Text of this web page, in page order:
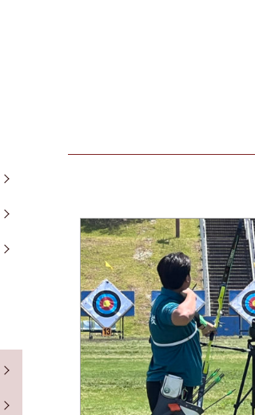
教訓・教育目標
学校沿革
校歌
学校評価
いじめ防止の基本方針
公開情報
文理探究科
工学探究科
部活動
進路情報
施設紹介
制服紹介
募集要項
体験入学・学校説明会
保健室からのお知らせ
図書館からのお知らせ
PTA行事
事務室より
証明書の発行
同窓会のお知らせ